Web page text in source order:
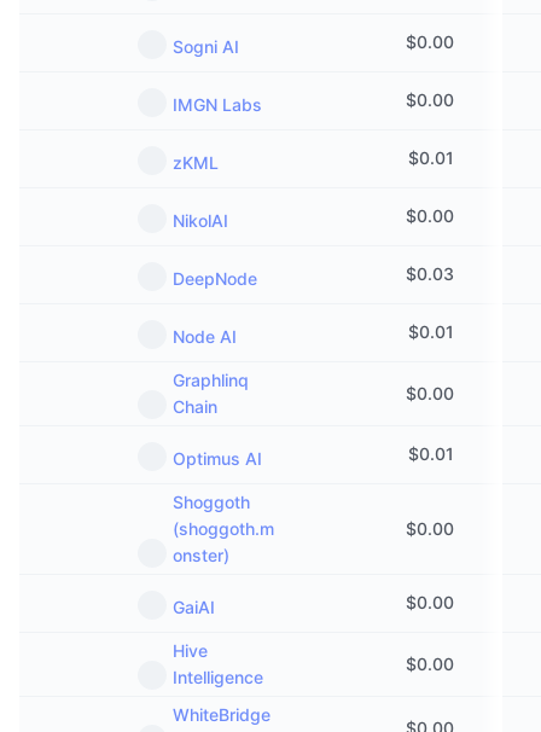
Sogni AI $0.00
IMGN Labs $0.00
zKML $0.01
NikolAI $0.00
DeepNode $0.03
Node AI $0.01
Graphlinq
Chain
$0.00
Optimus AI $0.01
Shoggoth
(shoggoth.m
onster)
$0.00
GaiAI $0.00
Hive
Intelligence
$0.00
WhiteBridge
$0.00